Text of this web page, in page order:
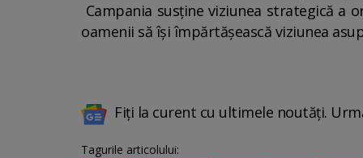
Campania susține viziunea strategică a
oamenii să își împărtășească viziunea
Fiți la curent cu ultimele noutăți.
Tagurile articolului: